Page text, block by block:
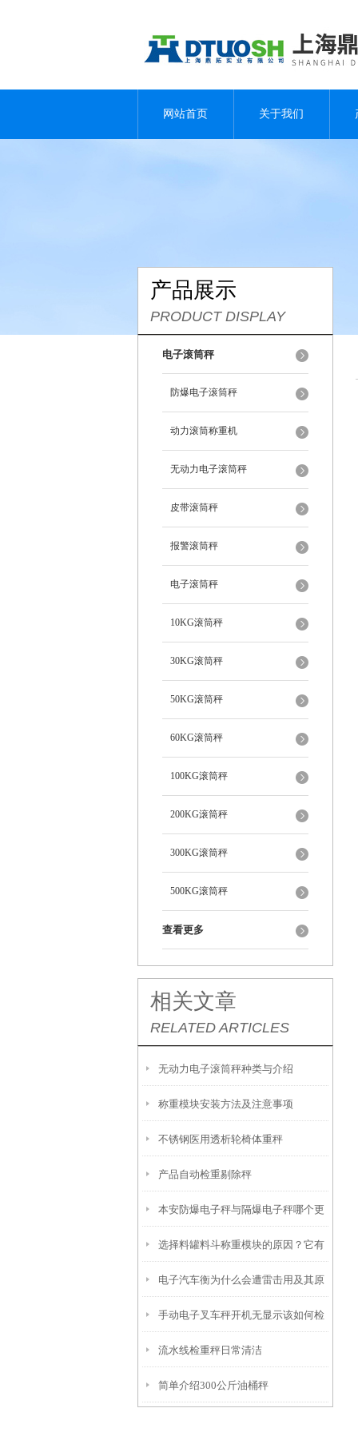
网站首页 关于我们
产品展示
PRODUCT DISPLAY
电子滚筒秤
防爆电子滚筒秤
动力滚筒称重机
无动力电子滚筒秤
皮带滚筒秤
报警滚筒秤
电子滚筒秤
10KG滚筒秤
30KG滚筒秤
50KG滚筒秤
60KG滚筒秤
100KG滚筒秤
200KG滚筒秤
300KG滚筒秤
500KG滚筒秤
查看更多
相关文章
RELATED ARTICLES
无动力电子滚筒秤种类与介绍
称重模块安装方法及注意事项
不锈钢医用透析轮椅体重秤
产品自动检重剔除秤
本安防爆电子秤与隔爆电子秤哪个更
安
选择料罐料斗称重模块的原因？它有
什么优势？
电子汽车衡为什么会遭雷击用及其原
理？
手动电子叉车秤开机无显示该如何检
查
流水线检重秤日常清洁
简单介绍300公斤油桶秤